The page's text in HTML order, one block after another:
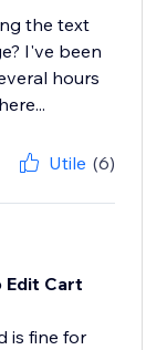
the text
I've been
hours
Utile (6)
Edit Cart
is fine for